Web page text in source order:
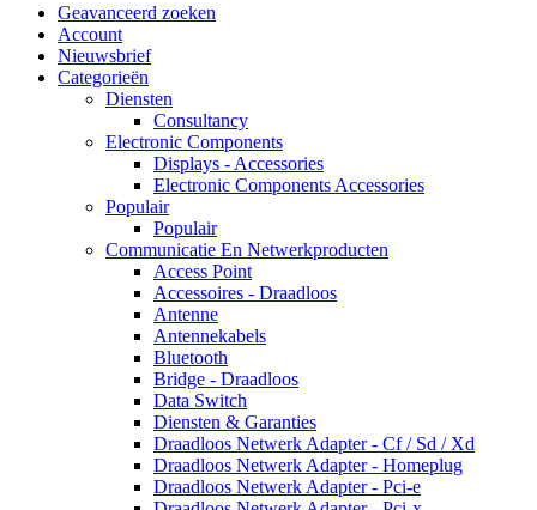
Geavanceerd zoeken
Account
Nieuwsbrief
Categorieën
Diensten
Consultancy
Electronic Components
Displays - Accessories
Electronic Components Accessories
Populair
Populair
Communicatie En Netwerkproducten
Access Point
Accessoires - Draadloos
Antenne
Antennekabels
Bluetooth
Bridge - Draadloos
Data Switch
Diensten & Garanties
Draadloos Netwerk Adapter - Cf / Sd / Xd
Draadloos Netwerk Adapter - Homeplug
Draadloos Netwerk Adapter - Pci-e